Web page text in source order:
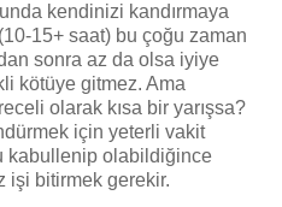
kendinizi kandırmaya
(10-15+ saat) bu çoğu zaman
sonra az da olsa iyiye
kötüye gitmez. Ama
olarak kısa bir yarışsa?
için yeterli vakit
kabullenip olabildiğince
işi bitirmek gerekir.